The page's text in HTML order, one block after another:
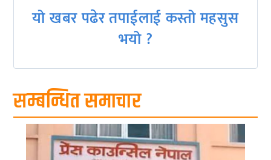
यो खबर पढेर तपाईलाई कस्तो महसुस
भयो ?
सम्बन्धित समाचार